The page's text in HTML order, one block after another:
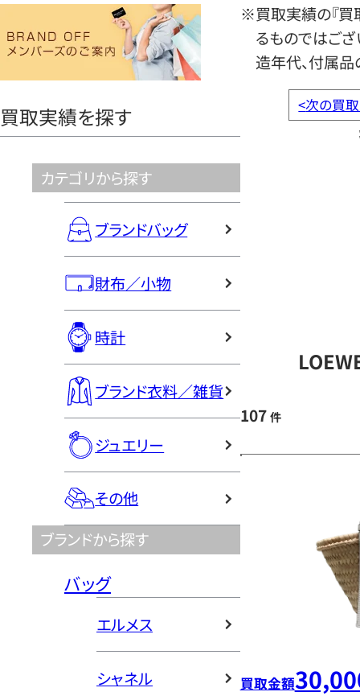
ヤ
買取実績を探す
カテゴリから探す
ブランドバッグ
財布／小物
時計
ブランド衣料／雑貨
ジュエリー
その他
ブランドから探す
バッグ
エルメス
シャネル
※買取実績の『買
るものではござ
造年代、付属品
<次の買
107 件
買取金額